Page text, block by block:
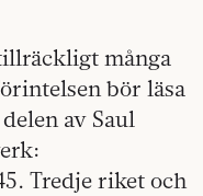
många
bör läsa
av Saul
Tredje riket och